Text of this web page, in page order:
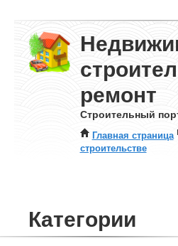
ремонт
Строительный
Главная страница
строительстве
Категории